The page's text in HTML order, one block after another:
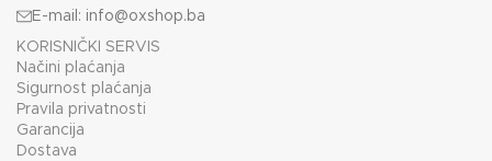
E-mail: info@oxshop.ba
KORISNIČKI SERVIS
Načini plaćanja
Sigurnost plaćanja
Pravila privatnosti
Garancija
Dostava